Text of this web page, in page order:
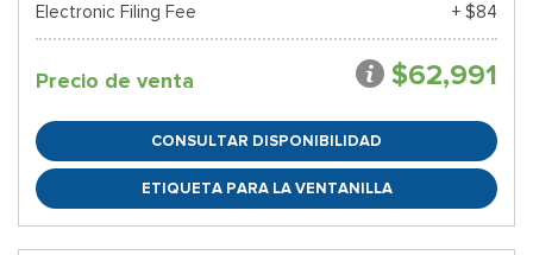
Electronic Filing Fee
+ $84
Precio de venta $62,991
CONSULTAR DISPONIBILIDAD
ETIQUETA PARA LA VENTANILLA